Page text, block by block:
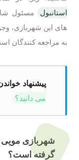
استانبول
مسئول
های این شهربازی،
به مراجعه کنندگان
پیشنهاد
می دانید؟
شهربازی
گرفته است؟